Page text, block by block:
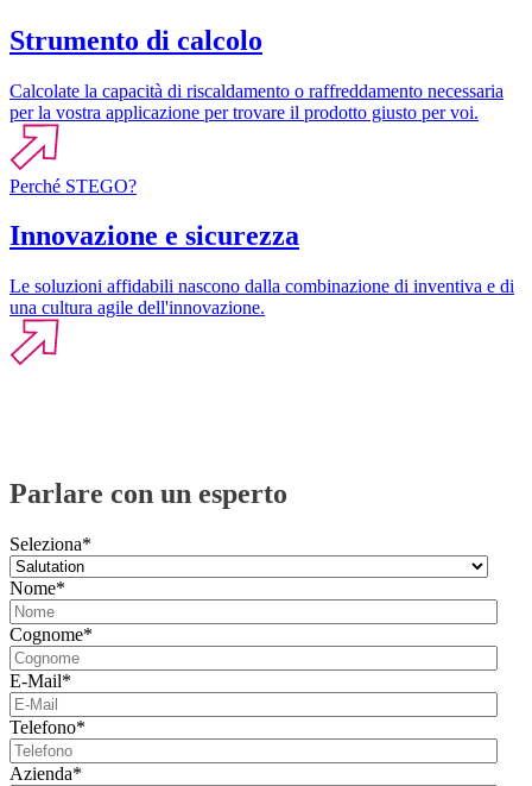
Strumento di calcolo
Calcolate la capacità di riscaldamento o raffreddamento necessaria
per la vostra applicazione per trovare il prodotto giusto per voi.
Perché STEGO?
Innovazione e sicurezza
Le soluzioni affidabili nascono dalla combinazione di inventiva e di
una cultura agile dell'innovazione.
Parlare con un esperto
Seleziona*
Nome*
Cognome*
E-Mail*
Telefono*
Azienda*